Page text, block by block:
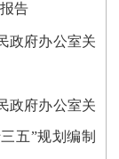
告
政府办公室关
政府办公室关
五”规划编制